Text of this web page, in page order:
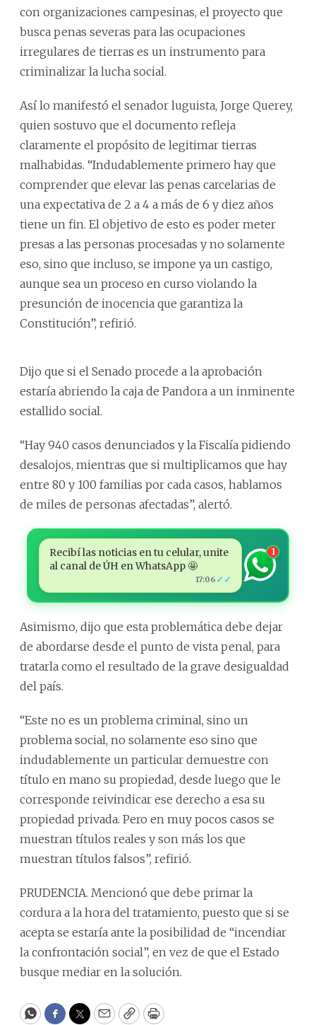
con organizaciones campesinas, el proyecto que
busca penas severas para las ocupaciones
irregulares de tierras es un instrumento para
criminalizar la lucha social.
Así lo manifestó el senador luguista, Jorge Querey,
quien sostuvo que el documento refleja
claramente el propósito de legitimar tierras
malhabidas. “Indudablemente primero hay que
comprender que elevar las penas carcelarias de
una expectativa de 2 a 4 a más de 6 y diez años
tiene un fin. El objetivo de esto es poder meter
presas a las personas procesadas y no solamente
eso, sino que incluso, se impone ya un castigo,
aunque sea un proceso en curso violando la
presunción de inocencia que garantiza la
Constitución”, refirió.
Dijo que si el Senado procede a la aprobación
estaría abriendo la caja de Pandora a un inminente
estallido social.
“Hay 940 casos denunciados y la Fiscalía pidiendo
desalojos, mientras que si multiplicamos que hay
entre 80 y 100 familias por cada casos, hablamos
de miles de personas afectadas”, alertó.
Recibí las noticias en tu celular, unite
al canal de ÚH en WhatsApp 🤩
17:06 ✓✓
1
Asimismo, dijo que esta problemática debe dejar
de abordarse desde el punto de vista penal, para
tratarla como el resultado de la grave desigualdad
del país.
“Este no es un problema criminal, sino un
problema social, no solamente eso sino que
indudablemente un particular demuestre con
título en mano su propiedad, desde luego que le
corresponde reivindicar ese derecho a esa su
propiedad privada. Pero en muy pocos casos se
muestran títulos reales y son más los que
muestran títulos falsos”, refirió.
PRUDENCIA. Mencionó que debe primar la
cordura a la hora del tratamiento, puesto que si se
acepta se estaría ante la posibilidad de “incendiar
la confrontación social”, en vez de que el Estado
busque mediar en la solución.
WhatsApp
Facebook
Twitter
EmailCopyPrint